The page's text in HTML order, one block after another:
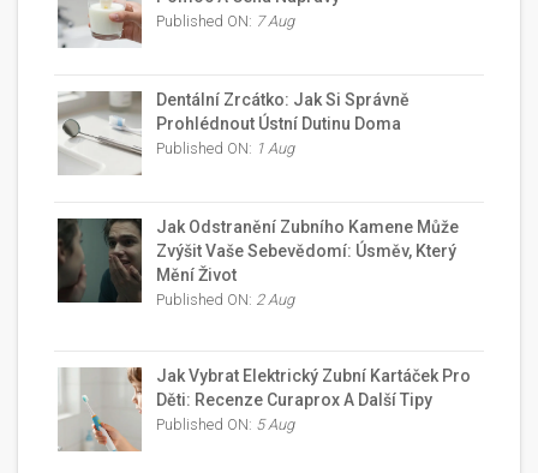
Published ON: 7 Aug
Dentální Zrcátko: Jak Si Správně
Prohlédnout Ústní Dutinu Doma
Published ON: 1 Aug
Jak Odstranění Zubního Kamene Může
Zvýšit Vaše Sebevědomí: Úsměv, Který
Mění Život
Published ON: 2 Aug
Jak Vybrat Elektrický Zubní Kartáček Pro
Děti: Recenze Curaprox A Další Tipy
Published ON: 5 Aug